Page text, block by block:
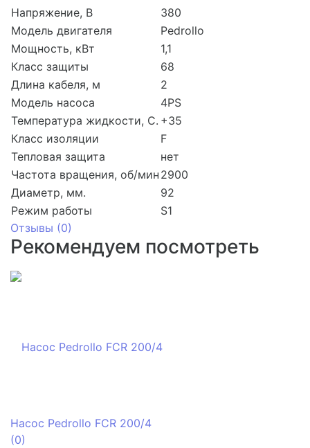
Напряжение, В
380
Модель двигателя
Pedrollo
Мощность, кВт
1,1
Класс защиты
68
Длина кабеля, м
2
Модель насоса
4PS
Температура жидкости, С. +35
Класс изоляции
F
Тепловая защита
нет
Частота вращения, об/мин 2900
Диаметр, мм.
92
Режим работы
S1
Отзывы (0)
Рекомендуем посмотреть
Насос Pedrollo FCR 200/4
(0)